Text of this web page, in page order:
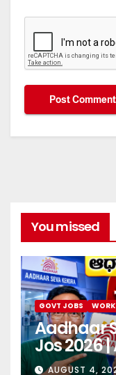
You missed
GOVT JOBS
Aadhaar
Jos 2026
center
AUGUST 4,